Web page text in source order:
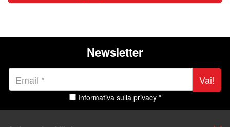
Newsletter
Vai!
Informativa sulla privacy *